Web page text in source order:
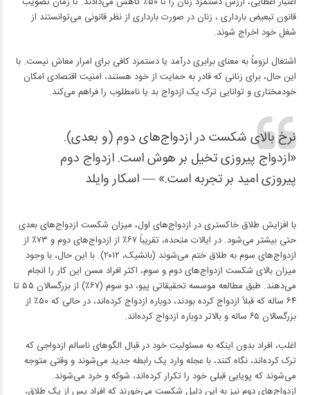
قانون تبعیض بارداری ، زنان در صورت بارداری از نظر قانونی می‌توانستند از
شغل خود اخراج شوند.
اشتغال لزوماً به معنای برابری درآمد یا دستمزد کافی برای امرار معاش نیست. با
این حال، برای زنانی که قادر به حمایت از خود هستند، امنیت اقتصادی امکان
خودمختاری و توانایی ترک یک ازدواج بد یا نامطلوب را فراهم می‌کند.
نرخ بالای شکست در ازدواج‌های دوم (و بعدی).
«ازدواج پیروزی تخیل بر هوش است. ازدواج دوم
پیروزی امید بر تجربه است.» — اسکار وایلد
با افزایش طلاق خاکستری در ازدواج‌های اول، میزان شکست ازدواج‌های بعدی
حتی بیشتر می‌شود. در ایالات متحده، تقریباً ۶۷٪ از ازدواج‌های دوم و ۷۳٪ از
ازدواج‌های سوم به طلاق ختم می‌شوند (بانشیک، ۲۰۱۲). با این حال، با وجود
میزان بالای شکست ازدواج‌های دوم و سوم، اکثر افراد مسن این کار را انجام
می‌دهند. طبق مطالعه موسسه تحقیقاتی پیو، دو سوم (۶۷٪) از بزرگسالان ۵۵ تا
۶۴ ساله که قبلاً ازدواج کرده بودند، دوباره ازدواج کرده‌اند، در حالی که ۵۰٪ از
بزرگسالان ۶۵ ساله و بالاتر دوباره ازدواج کرده‌اند.
اغلب، افراد بدون اینکه به مسئولیت خود در قبال الگوهای ناسالم ازدواجی که
ترک کرده‌اند، نگاه کنند، با عجله وارد یک رابطه جدید می‌شوند و وقتی متوجه
می‌شوند که پویایی قبلی خود را تکرار کرده‌اند، شوکه و خرد می‌شوند.
ازدواج‌های دوم نیز به این دلیل شکست می‌خورند که افراد پس از یک طلاق،